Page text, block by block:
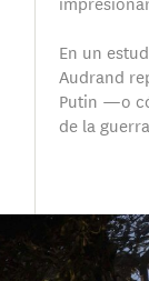
En un
Audrand
Putin —o
de la